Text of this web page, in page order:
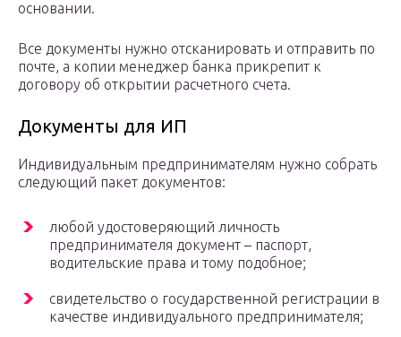
основании.
Все документы нужно отсканировать и отправить по
почте, а копии менеджер банка прикрепит к
договору об открытии расчетного счета.
Документы для ИП
Индивидуальным предпринимателям нужно собрать
следующий пакет документов:
любой удостоверяющий личность
предпринимателя документ – паспорт,
водительские права и тому подобное;
свидетельство о государственной регистрации в
качестве индивидуального предпринимателя;